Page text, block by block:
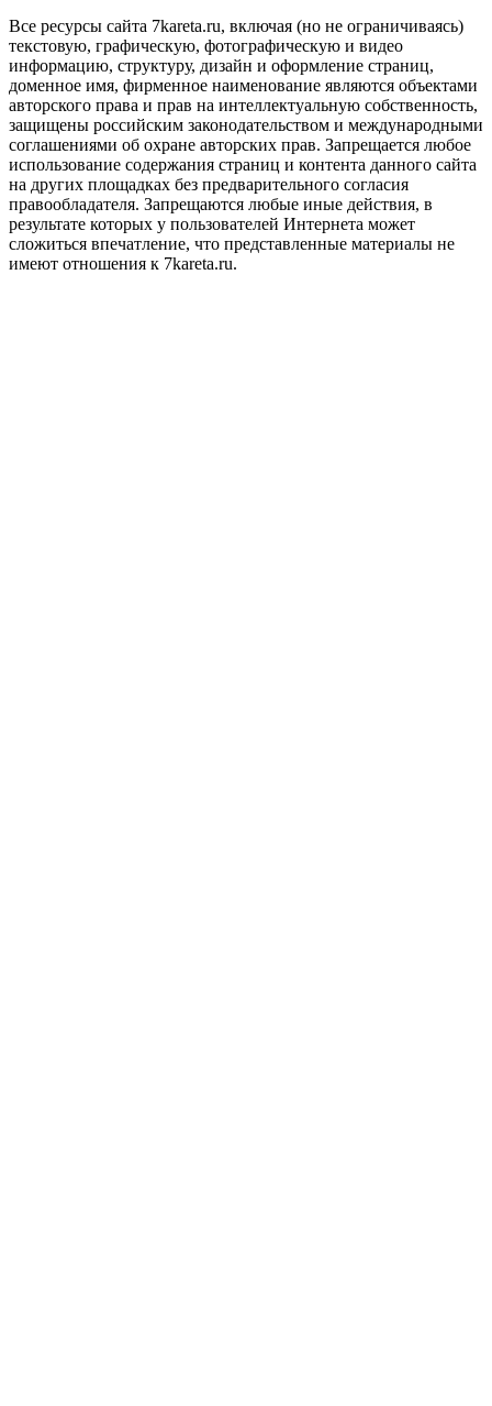
Все ресурсы сайта 7kareta.ru, включая (но не ограничиваясь)
текстовую, графическую, фотографическую и видео
информацию, структуру, дизайн и оформление страниц,
доменное имя, фирменное наименование являются объектами
авторского права и прав на интеллектуальную собственность,
защищены российским законодательством и международными
соглашениями об охране авторских прав. Запрещается любое
использование содержания страниц и контента данного сайта
на других площадках без предварительного согласия
правообладателя. Запрещаются любые иные действия, в
результате которых у пользователей Интернета может
сложиться впечатление, что представленные материалы не
имеют отношения к 7kareta.ru.